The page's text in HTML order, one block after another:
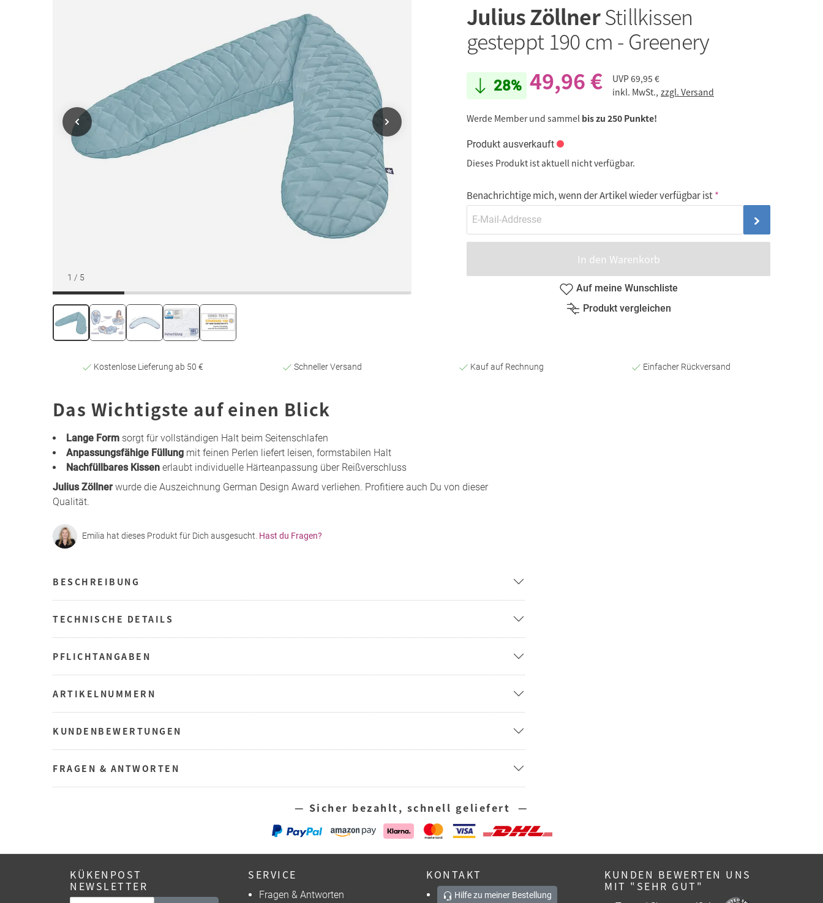
1 / 5
Julius ZöllnerStillkissen
gesteppt 190 cm - Greenery
28% 49,96 € UVP69,95 €
inkl. MwSt., zzgl. Versand
Werde Member und sammel bis zu 250 Punkte!
Produkt ausverkauft
Dieses Produkt ist aktuell nicht verfügbar.
Benachrichtige mich, wenn der Artikel wieder verfügbar ist
In den Warenkorb
Auf meine Wunschliste
Produkt vergleichen
Kostenlose Lieferung ab 50 € Schneller Versand Kauf auf Rechnung Einfacher Rückversand
Das Wichtigste auf einen Blick
Lange Form sorgt für vollständigen Halt beim Seitenschlafen
Anpassungsfähige Füllung mit feinen Perlen liefert leisen, formstabilen Halt
Nachfüllbares Kissen erlaubt individuelle Härteanpassung über Reißverschluss
Julius Zöllner wurde die Auszeichnung German Design Award verliehen. Profitiere auch Du von dieser
Qualität.
Emilia hat dieses Produkt für Dich ausgesucht. Hast du Fragen?
BESCHREIBUNG
TECHNISCHE DETAILS
PFLICHTANGABEN
ARTIKELNUMMERN
KUNDENBEWERTUNGEN
FRAGEN & ANTWORTEN
— Sicher bezahlt, schnell geliefert —
KÜKENPOST
NEWSLETTER
SERVICE
Fragen & Antworten
KONTAKT
Hilfe zu meiner Bestellung
KUNDEN BEWERTEN UNS
MIT "SEHR GUT"